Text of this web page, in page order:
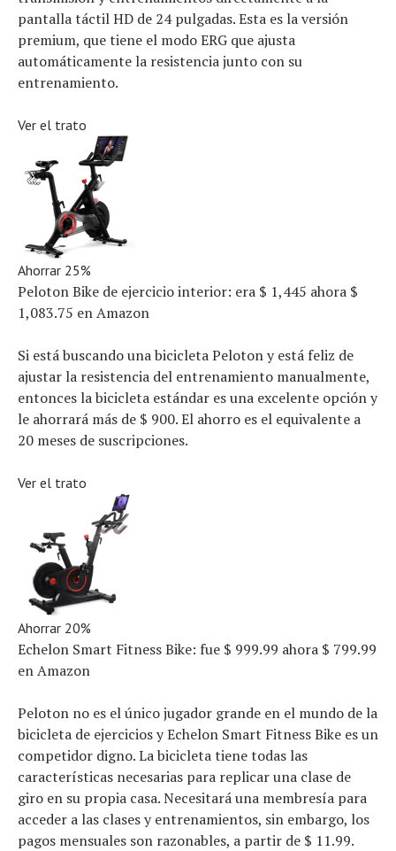
pantalla táctil HD de 24 pulgadas. Esta es la versión
premium, que tiene el modo ERG que ajusta
automáticamente la resistencia junto con su
entrenamiento.
Ver el trato
Ahorrar 25%
Peloton Bike de ejercicio interior: era $ 1,445 ahora $
1,083.75 en Amazon
Si está buscando una bicicleta Peloton y está feliz de
ajustar la resistencia del entrenamiento manualmente,
entonces la bicicleta estándar es una excelente opción y
le ahorrará más de $ 900. El ahorro es el equivalente a
20 meses de suscripciones.
Ver el trato
Ahorrar 20%
Echelon Smart Fitness Bike: fue $ 999.99 ahora $ 799.99
en Amazon
Peloton no es el único jugador grande en el mundo de la
bicicleta de ejercicios y Echelon Smart Fitness Bike es un
competidor digno. La bicicleta tiene todas las
características necesarias para replicar una clase de
giro en su propia casa. Necesitará una membresía para
acceder a las clases y entrenamientos, sin embargo, los
pagos mensuales son razonables, a partir de $ 11.99.